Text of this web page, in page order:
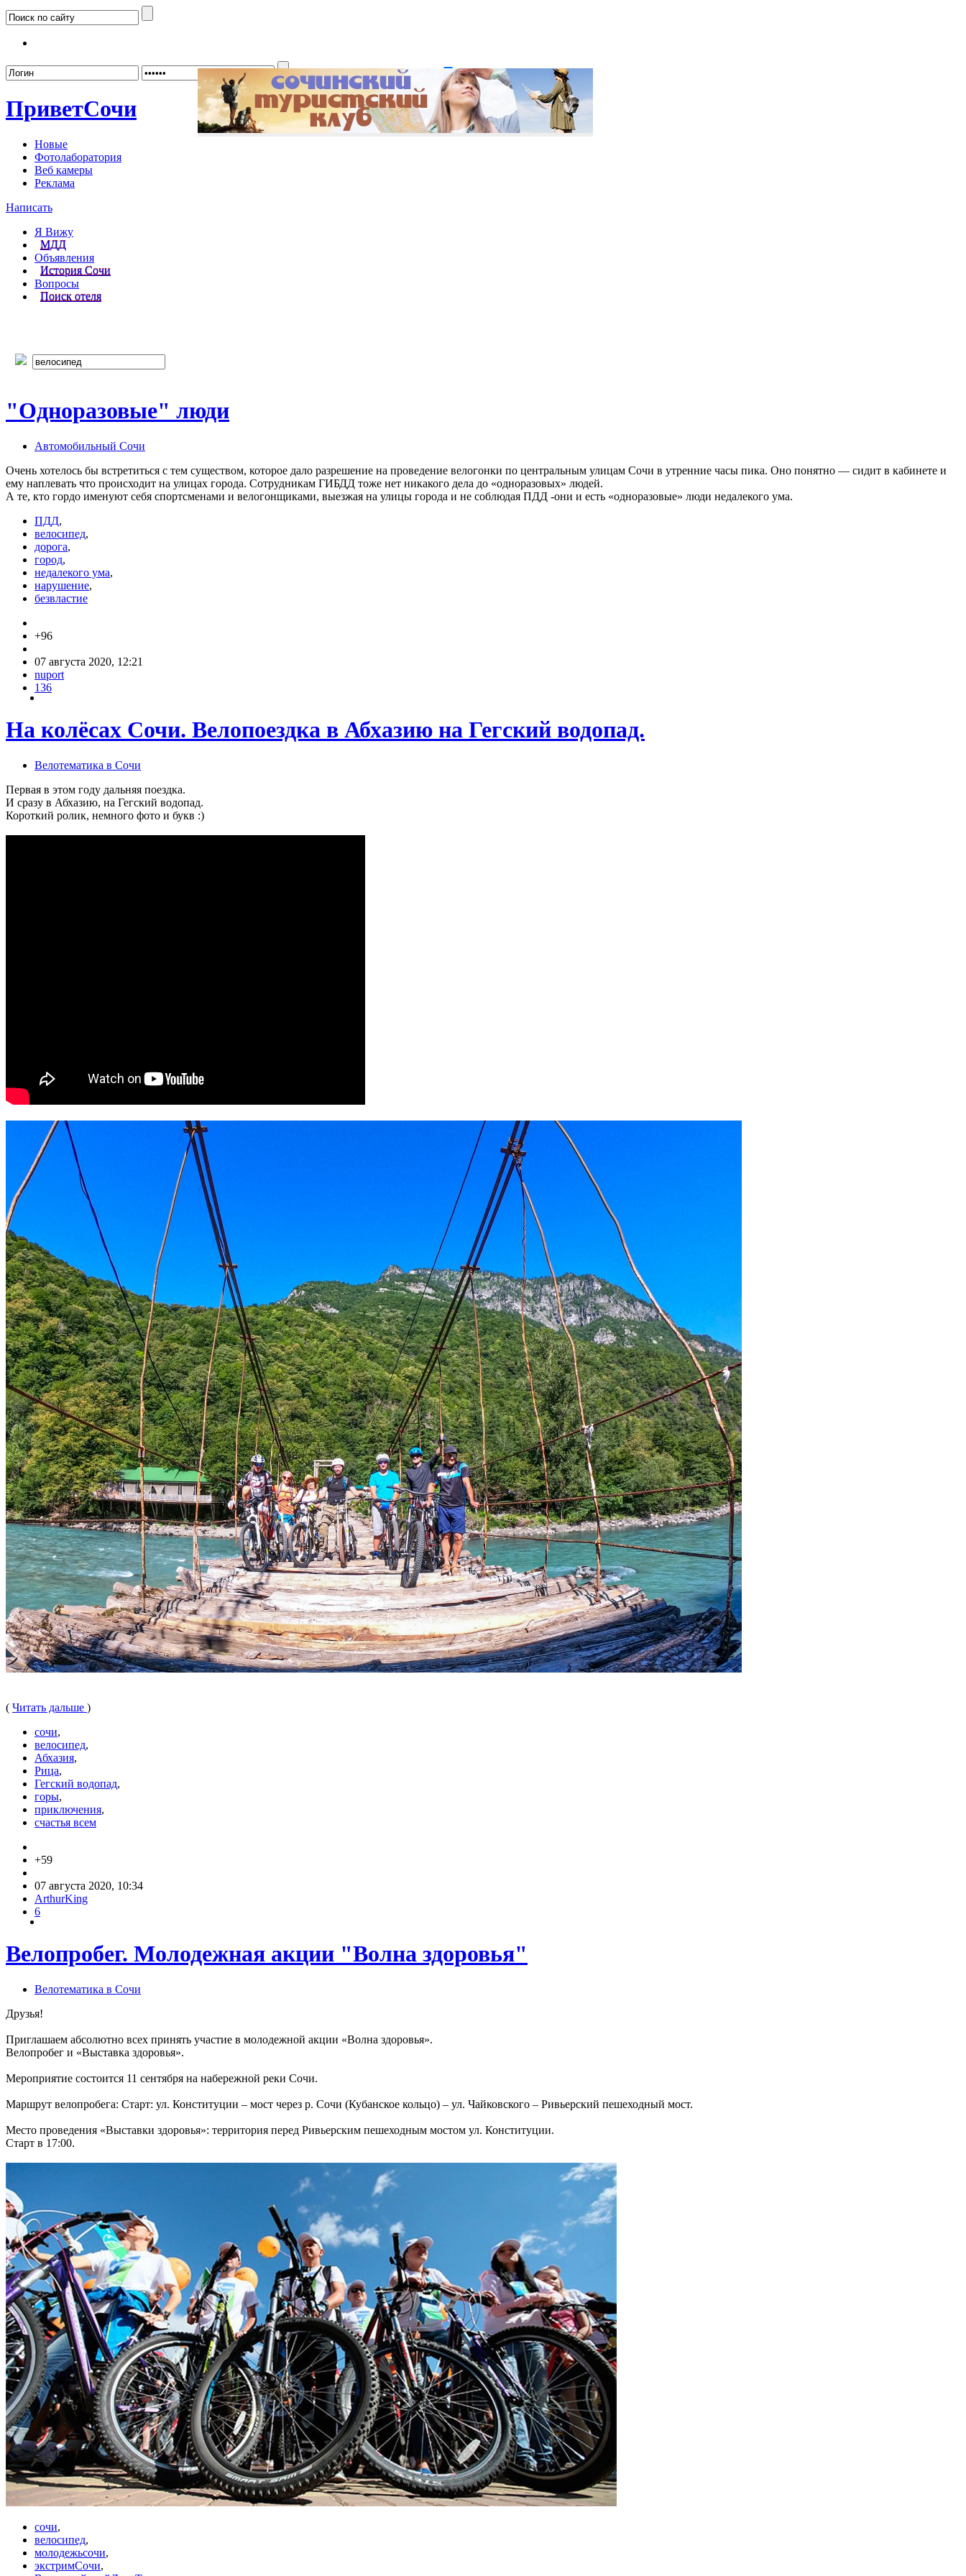
Забыли пароль? Регистрация
ПриветСочи
Новые
Фотолаборатория
Веб камеры
Реклама
Написать
Я Вижу
МДД
Объявления
История Сочи
Вопросы
Поиск отеля
"Одноразовые" люди
Автомобильный Сочи
Очень хотелось бы встретиться с тем существом, которое дало разрешение на проведение велогонки по центральным улицам Сочи в утренние часы пика. Оно понятно — сидит в кабинете и
ему наплевать что происходит на улицах города. Сотрудникам ГИБДД тоже нет никакого дела до «одноразовых» людей.
А те, кто гордо именуют себя спортсменами и велогонщиками, выезжая на улицы города и не соблюдая ПДД -они и есть «одноразовые» люди недалекого ума.
ПДД,
велосипед,
дорога,
город,
недалекого ума,
нарушение,
безвластие
+96
07 августа 2020, 12:21
nuport
136
На колёсах Сочи. Велопоездка в Абхазию на Гегский водопад.
Велотематика в Сочи
Первая в этом году дальняя поездка.
И сразу в Абхазию, на Гегский водопад.
Короткий ролик, немного фото и букв :)
( Читать дальше )
сочи,
велосипед,
Абхазия,
Рица,
Гегский водопад,
горы,
приключения,
счастья всем
+59
07 августа 2020, 10:34
ArthurKing
6
Велопробег. Молодежная акции "Волна здоровья"
Велотематика в Сочи
Друзья!
Приглашаем абсолютно всех принять участие в молодежной акции «Волна здоровья».
Велопробег и «Выставка здоровья».
Мероприятие состоится 11 сентября на набережной реки Сочи.
Маршрут велопробега: Старт: ул. Конституции – мост через р. Сочи (Кубанское кольцо) – ул. Чайковского – Ривьерский пешеходный мост.
Место проведения «Выставки здоровья»: территория перед Ривьерским пешеходным мостом ул. Конституции.
Старт в 17:00.
сочи,
велосипед,
молодежьсочи,
экстримСочи,